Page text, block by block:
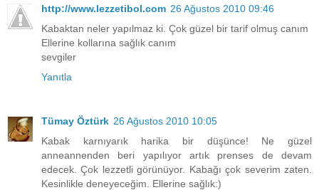
http://www.lezzetibol.com 26 Ağustos 2010 09:46
Kabaktan neler yapılmaz ki. Çok güzel bir tarif olmuş canım
Ellerine kollarına sağlık canım
sevgiler
Yanıtla
Tümay Öztürk 26 Ağustos 2010 10:05
Kabak karnıyarık harika bir düşünce! Ne güzel
anneannenden beri yapılıyor artık prenses de devam
edecek. Çok lezzetli görünüyor. Kabağı çok severim zaten.
Kesinlikle deneyeceğim. Ellerine sağlık:)